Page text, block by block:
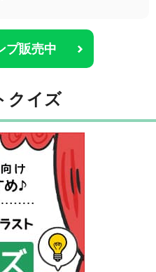
プ販売中
クイズ